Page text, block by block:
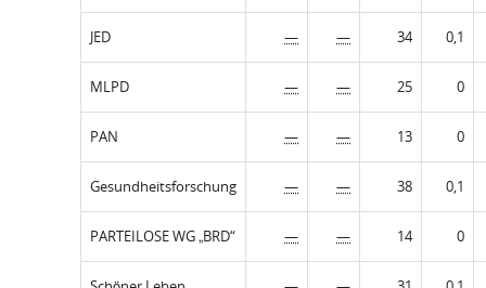
JED — — 34 0,1
MLPD — — 25 0
PAN — — 13 0
Gesundheitsforschung — — 38 0,1
PARTEILOSE WG „BRD“ — — 14 0